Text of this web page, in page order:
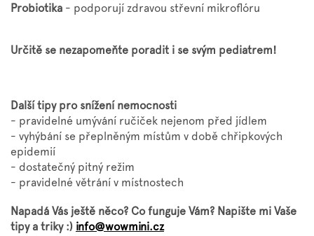
Probiotika - podporují zdravou střevní mikroflóru
Určitě se nezapomeňte poradit i se svým pediatrem!
Další tipy pro snížení nemocnosti
- pravidelné umývání ručiček nejenom před jídlem
- vyhýbání se přeplněným místům v době chřipkových
epidemií
- dostatečný pitný režim
- pravidelné větrání v místnostech
Napadá Vás ještě něco? Co funguje Vám? Napište mi Vaše
tipy a triky :) info@wowmini.cz